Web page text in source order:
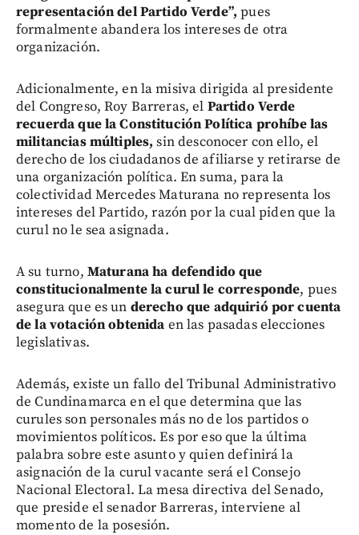
representación del Partido Verde”, pues
formalmente abandera los intereses de otra
organización.
Adicionalmente, en la misiva dirigida al presidente
del Congreso, Roy Barreras, el Partido Verde
recuerda que la Constitución Política prohíbe las
militancias múltiples, sin desconocer con ello, el
derecho de los ciudadanos de afiliarse y retirarse de
una organización política. En suma, para la
colectividad Mercedes Maturana no representa los
intereses del Partido, razón por la cual piden que la
curul no le sea asignada.
A su turno, Maturana ha defendido que
constitucionalmente la curul le corresponde, pues
asegura que es un derecho que adquirió por cuenta
de la votación obtenida en las pasadas elecciones
legislativas.
Además, existe un fallo del Tribunal Administrativo
de Cundinamarca en el que determina que las
curules son personales más no de los partidos o
movimientos políticos. Es por eso que la última
palabra sobre este asunto y quien definirá la
asignación de la curul vacante será el Consejo
Nacional Electoral. La mesa directiva del Senado,
que preside el senador Barreras, interviene al
momento de la posesión.